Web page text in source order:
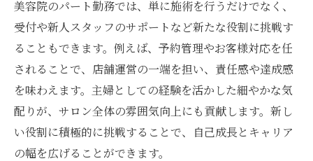
美容院のパート勤務では、単に施術を行うだけでなく、
受付や新人スタッフのサポートなど新たな役割に挑戦す
ることもできます。例えば、予約管理やお客様対応を任
されることで、店舗運営の一端を担い、責任感や達成感
を味わえます。主婦としての経験を活かした細やかな気
配りが、サロン全体の雰囲気向上にも貢献します。新し
い役割に積極的に挑戦することで、自己成長とキャリア
の幅を広げることができます。